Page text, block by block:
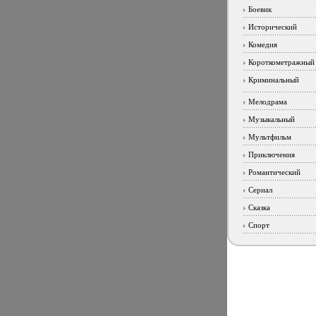
Боевик
Исторический
Комедия
Короткометражный
Криминальный
Мелодрама
Музыкальный
Мультфильм
Приключения
Романтический
Сериал
Сказка
Спорт